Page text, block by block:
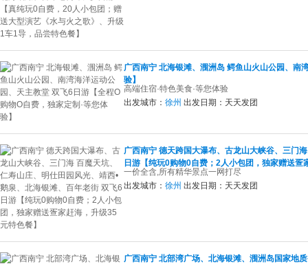
广西南宁 北海银滩、涠洲岛 鳄鱼山火山公园、南
验】
高端住宿·特色美食·等您体验
出发城市： 徐州 出发日期： 天天发团
广西南宁 德天跨国大瀑布、古龙山大峡谷、三门
日游【纯玩0购物0自费；2人小包团，独家赠送疍
一价全含,所有精华景点一网打尽
出发城市： 徐州 出发日期： 天天发团
广西南宁 北部湾广场、北海银滩、涠洲岛国家地